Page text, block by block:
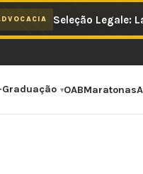
Seleção Legale:
Graduação OABMaratonas